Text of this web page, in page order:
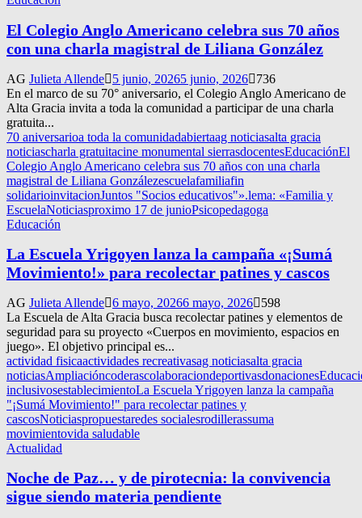
El Colegio Anglo Americano celebra sus 70 años
con una charla magistral de Liliana González
AG Julieta Allende 5 junio, 20265 junio, 2026
736
En el marco de su 70° aniversario, el Colegio Anglo Americano de
Alta Gracia invita a toda la comunidad a participar de una charla
gratuita...
70 aniversarioa toda la comunidadabiertaag noticiasalta gracia
noticiascharla gratuitacine monumental sierrasdocentesEducaciónEl
Colegio Anglo Americano celebra sus 70 años con una charla
magistral de Liliana Gonzálezescuelafamiliafin
solidarioinvitacionJuntos "Socios educativos"».lema: «Familia y
EscuelaNoticiasproximo 17 de junioPsicopedagoga
Educación
La Escuela Yrigoyen lanza la campaña «¡Sumá
Movimiento!» para recolectar patines y cascos
AG Julieta Allende 6 mayo, 20266 mayo, 2026
598
La Escuela de Alta Gracia busca recolectar patines y elementos de
seguridad para su proyecto «Cuerpos en movimiento, espacios en
juego». El objetivo principal es...
actividad fisicaactividades recreativasag noticiasalta gracia
noticiasAmpliacióncoderascolaboraciondeportivasdonaciones
inclusivosestablecimientoLa Escuela Yrigoyen lanza la campaña
"¡Sumá Movimiento!" para recolectar patines y
cascosNoticiaspropuestaredes socialesrodillerassuma
movimientovida saludable
Actualidad
Noche de Paz… y de pirotecnia: la convivencia
sigue siendo materia pendiente